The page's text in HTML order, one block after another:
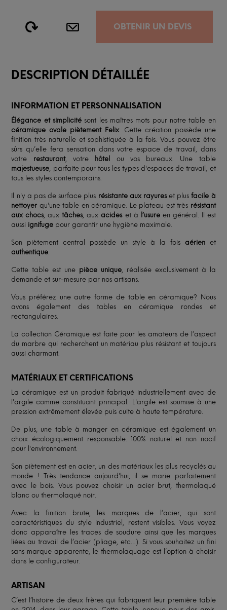
OBTENIR UN DEVIS
DESCRIPTION DÉTAILLÉE
INFORMATION ET PERSONNALISATION
Élégance et simplicité sont les maîtres mots pour notre table en
céramique ovale piètement Felix . Cette création possède une
finition très naturelle et sophistiquée à la fois. Vous pouvez être
sûrs qu’elle fera sensation dans votre espace de travail, dans
votre restaurant, votre hôtel
ou vos bureaux. Une table
majestueuse , parfaite pour tous les types d'espaces de travail, et
tous les styles contemporains.
Il n'y a pas de surface plus résistante aux rayureset plusfacile à
nettoyer qu'une table en céramique. Le plateau est très résistant
aux chocs, auxtâches, auxacideset à l’usureen général. Il est
aussi ignifuge pour garantir une hygiène maximale.
Son piètement central possède un style à la fois aérienet
authentique
Cette table est une pièce unique, réalisée exclusivement à la
demande et sur-mesure par nos artisans.
Vous préférez une autre forme de table en céramique? Nous
avons également des tables en céramique rondes et
rectangulaires.
La collection Céramique est faite pour les amateurs de l’aspect
du marbre qui recherchent un matériau plus résistant et toujours
aussi charmant.
MATÉRIAUX ET CERTIFICATIONS
La céramique est un produit fabriqué industriellement avec de
l'argile comme constituant principal. L'argile est soumise à une
pression extrêmement élevée puis cuite à haute température.
De plus, une table à manger en céramique est également un
choix écologiquement responsable. 100% naturel et non nocif
pour l'environnement.
Son piètement est en acier, un des matériaux les plus recyclés au
monde ! Très tendance aujourd'hui, il se marie parfaitement
avec le bois. Vous pouvez choisir un acier brut, thermolaqué
blanc ou thermolaqué noir.
Avec la finition brute, les marques de l’acier, qui sont
caractéristiques du style industriel, restent visibles. Vous voyez
donc apparaître les traces de soudure ainsi que les marques
liées au travail de l’acier (pliage, etc…). Si vous souhaitez un fini
sans marque apparente, le thermolaquage est l’option à choisir
dans le configurateur.
ARTISAN
C’est l’histoire de deux frères qui fabriquent leur première table